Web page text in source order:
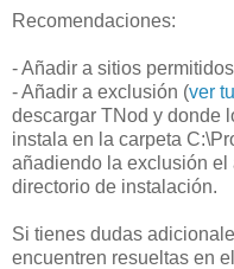
Recomendaciones:
- Añadir a sitios
- Añadir a exclusión (ver
descargar TNod y donde
instala en la carpeta
añadiendo la exclusión el
directorio de instalación.
Si tienes dudas
encuentren resueltas en el